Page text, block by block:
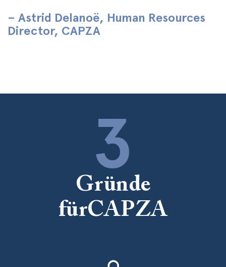
– Astrid Delanoë, Human Resources
Director, CAPZA
3
Gründe
fürCAPZA